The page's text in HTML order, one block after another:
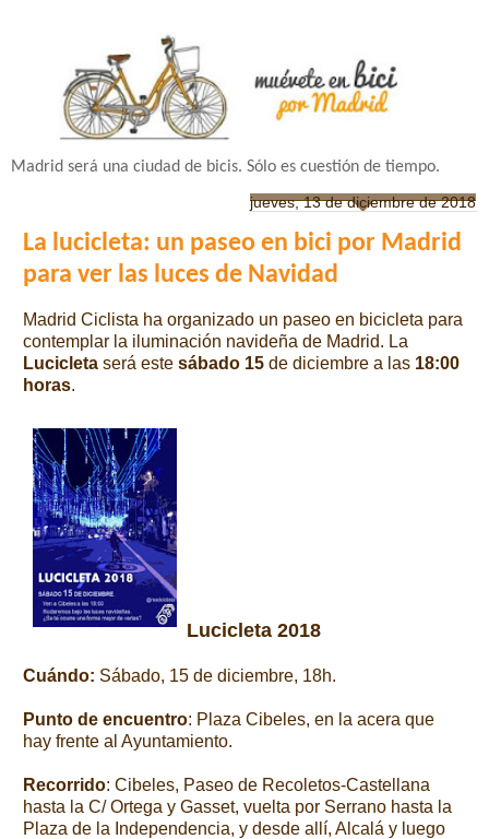
Madrid será una ciudad de bicis. Sólo es cuestión de tiempo.
jueves, 13 de diciembre de 2018
La lucicleta: un paseo en bici por Madrid
para ver las luces de Navidad
Madrid Ciclista ha organizado un paseo en bicicleta para
contemplar la iluminación navideña de Madrid. La
Lucicleta será este sábado 15 de diciembre a las 18:00
horas.
Lucicleta 2018
Cuándo: Sábado, 15 de diciembre, 18h.
Punto de encuentro: Plaza Cibeles, en la acera que
hay frente al Ayuntamiento.
Recorrido: Cibeles, Paseo de Recoletos-Castellana
hasta la C/ Ortega y Gasset, vuelta por Serrano hasta la
Plaza de la Independencia, y desde allí, Alcalá y luego